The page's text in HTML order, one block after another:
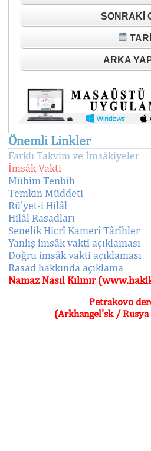
SONRAKI
ARKA
Önemli Linkler
Farklı Takvim ve İmsâkiyeler
İmsâk Vakti
Mühim Tenbîh
Temkin Müddeti
Rü'yet-i Hilâl
Hilâl Rasadları
Senelik Hicrî Kamerî Târîhler
Yanlış imsâk vakti açıklaması
Doğru imsâk vakti açıklaması
Rasad hakkında açıklama
Namaz Nasıl Kılınır
Petrakovo
(Arkhangel'sk / Rusya